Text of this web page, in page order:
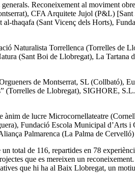
Reconeixement al moviment
CFA Arquitete Jujol (P&L)
(Sant Vicenç dels Horts),
Naturalista Torrellenca (Torrelles de
(Sant Boi de Llobregat), La
de Montserrat, SL (Collbató),
de Llobregat), SIGHORE,
ànim de lucre Microcornellateatre
Fundació Escola Municipal d’Arts
Palmarenca (La Palma de
total de 116, repartides en 78
que es mereixen un
que hi ha al Baix Llobregat, un